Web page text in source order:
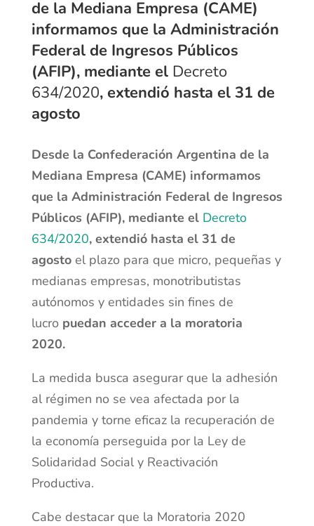
de la Mediana Empresa (CAME)
informamos que la Administración
Federal de Ingresos Públicos
(AFIP), mediante el Decreto
634/2020, extendió hasta el 31 de
agosto
Desde la Confederación Argentina de la
Mediana Empresa (CAME) informamos
que la Administración Federal de Ingresos
Públicos (AFIP), mediante el Decreto
634/2020, extendió hasta el 31 de
agostoel plazo para que micro, pequeñas y
medianas empresas, monotributistas
autónomos y entidades sin fines de
lucro puedan acceder a la moratoria
2020.
La medida busca asegurar que la adhesión
al régimen no se vea afectada por la
pandemia y torne eficaz la recuperación de
la economía perseguida por la Ley de
Solidaridad Social y Reactivación
Productiva.
Cabe destacar que la Moratoria 2020